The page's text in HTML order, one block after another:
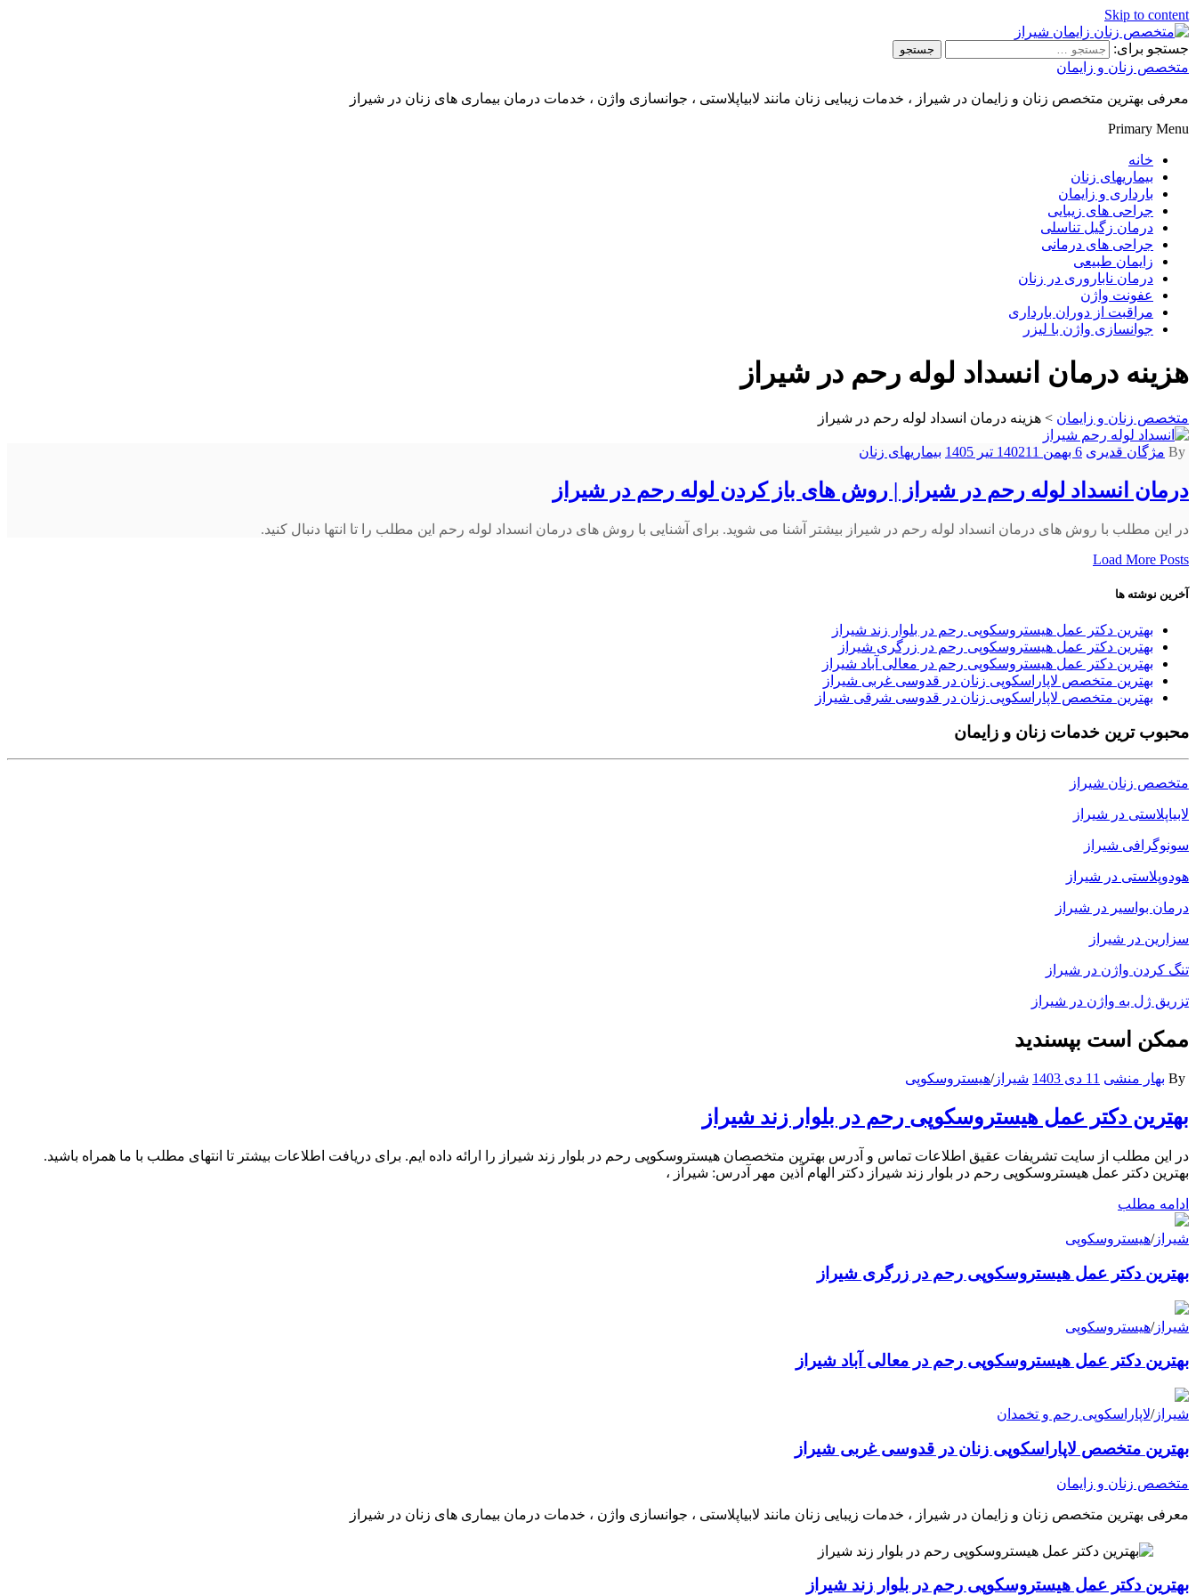
Skip to content
جستجو برای:
متخصص زنان و زایمان
معرفی بهترین متخصص زنان و زایمان در شیراز ، خدمات زیبایی زنان مانند لابیاپلاستی ، جوانسازی واژن ، خدمات درمان بیماری های زنان در شیراز
Primary Menu
خانه
بیماریهای زنان
بارداری و زایمان
جراحی های زیبایی
درمان زگیل تناسلی
جراحی های درمانی
زایمان طبیعی
درمان ناباروری در زنان
عفونت واژن
مراقبت از دوران بارداری
جوانسازی واژن با لیزر
هزینه درمان انسداد لوله رحم در شیراز
متخصص زنان و زایمان > هزینه درمان انسداد لوله رحم در شیراز
مژگان قدیری 6 بهمن 1402 11 تیر 1405 بیماریهای زنان
درمان انسداد لوله رحم در شیراز | روش های باز کردن لوله رحم در شیراز
در این مطلب با روش های درمان انسداد لوله رحم در شیراز بیشتر آشنا می شوید. برای آشنایی با روش های درمان انسداد لوله رحم این مطلب را تا انتها دنبال کنید.
Load More Posts
آخرین نوشته ها
بهترین دکتر عمل هیستروسکوپی رحم در بلوار زند شیراز
بهترین دکتر عمل هیستروسکوپی رحم در زرگری شیراز
بهترین دکتر عمل هیستروسکوپی رحم در معالی آباد شیراز
بهترین متخصص لاپاراسکوپی زنان در قدوسی غربی شیراز
بهترین متخصص لاپاراسکوپی زنان در قدوسی شرقی شیراز
محبوب ترین خدمات زنان و زایمان
متخصص زنان شیراز
لابیاپلاستی در شیراز
سونوگرافی شیراز
هودوپلاستی در شیراز
درمان بواسیر در شیراز
سزارین در شیراز
تنگ کردن واژن در شیراز
تزریق ژل به واژن در شیراز
ممکن است بپسندید
بهار منشی 11 دی 1403 شیراز/هیستروسکوپی
بهترین دکتر عمل هیستروسکوپی رحم در بلوار زند شیراز
در این مطلب از سایت تشریفات عقیق اطلاعات تماس و آدرس بهترین متخصصان هیستروسکوپی رحم در بلوار زند شیراز را ارائه داده ایم. برای دریافت اطلاعات بیشتر تا انتهای مطلب با ما همراه باشید.
بهترین دکتر عمل هیستروسکوپی رحم در بلوار زند شیراز دکتر الهام آذین مهر آدرس: شیراز ،
ادامه مطلب
شیراز/هیستروسکوپی
بهترین دکتر عمل هیستروسکوپی رحم در زرگری شیراز
شیراز/هیستروسکوپی
بهترین دکتر عمل هیستروسکوپی رحم در معالی آباد شیراز
شیراز/لاپاراسکوپی رحم و تخمدان
بهترین متخصص لاپاراسکوپی زنان در قدوسی غربی شیراز
متخصص زنان و زایمان
معرفی بهترین متخصص زنان و زایمان در شیراز ، خدمات زیبایی زنان مانند لابیاپلاستی ، جوانسازی واژن ، خدمات درمان بیماری های زنان در شیراز
بهترین دکتر عمل هیستروسکوپی رحم در بلوار زند شیراز